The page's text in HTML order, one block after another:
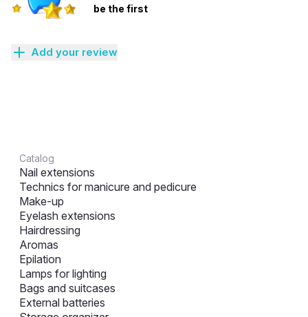
be the first
Add your review
Catalog
Nail extensions
Technics for manicure and pedicure
Make-up
Eyelash extensions
Hairdressing
Aromas
Epilation
Lamps for lighting
Bags and suitcases
External batteries